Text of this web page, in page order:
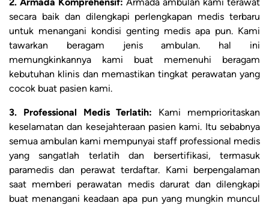
secara baik dan dilengkapi perlengkapan medis terbaru
untuk menangani kondisi genting medis apa pun. Kami
tawarkan beragam jenis ambulan. hal ini
memungkinkannya kami buat memenuhi beragam
kebutuhan klinis dan memastikan tingkat perawatan yang
cocok buat pasien kami.
3. Professional Medis Terlatih: Kami memprioritaskan
keselamatan dan kesejahteraan pasien kami. Itu sebabnya
semua ambulan kami mempunyai staff professional medis
yang sangatlah terlatih dan bersertifikasi, termasuk
paramedis dan perawat terdaftar. Kami berpengalaman
saat memberi perawatan medis darurat dan dilengkapi
buat menangani keadaan apa pun yang mungkin muncul